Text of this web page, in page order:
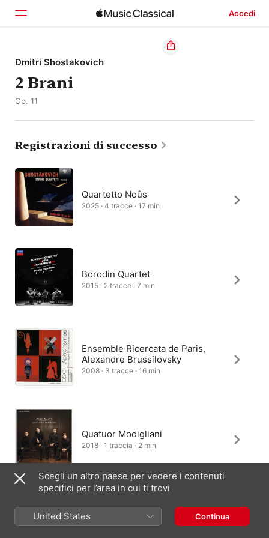
Accedi
Home
Scopri
Dmitri Shostakovich
2 Brani
Op. 11
Registrazioni di successo
Quartetto Noûs
2025 · 4 tracce · 17 min
Borodin Quartet
2015 · 2 tracce · 7 min
Ensemble Ricercata de Paris,
Alexandre Brussilovsky
2008 · 3 tracce · 16 min
Quatuor Modigliani
2018 · 1 traccia · 2 min
Enescu Project String Octet,
Nicolas Dautricourt
Scegli un altro paese per vedere i contenuti
specifici per l’area in cui ti trovi
United States Continua